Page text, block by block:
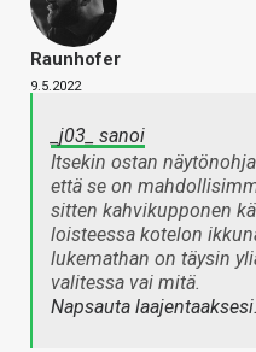
Raunhofer
9.5.2022
_j03_ sanoi
Itsekin ostan
että se on
sitten kahvikupponen
loisteessa kotelon
lukemathan on täysin
valitessa vai mitä.
Napsauta